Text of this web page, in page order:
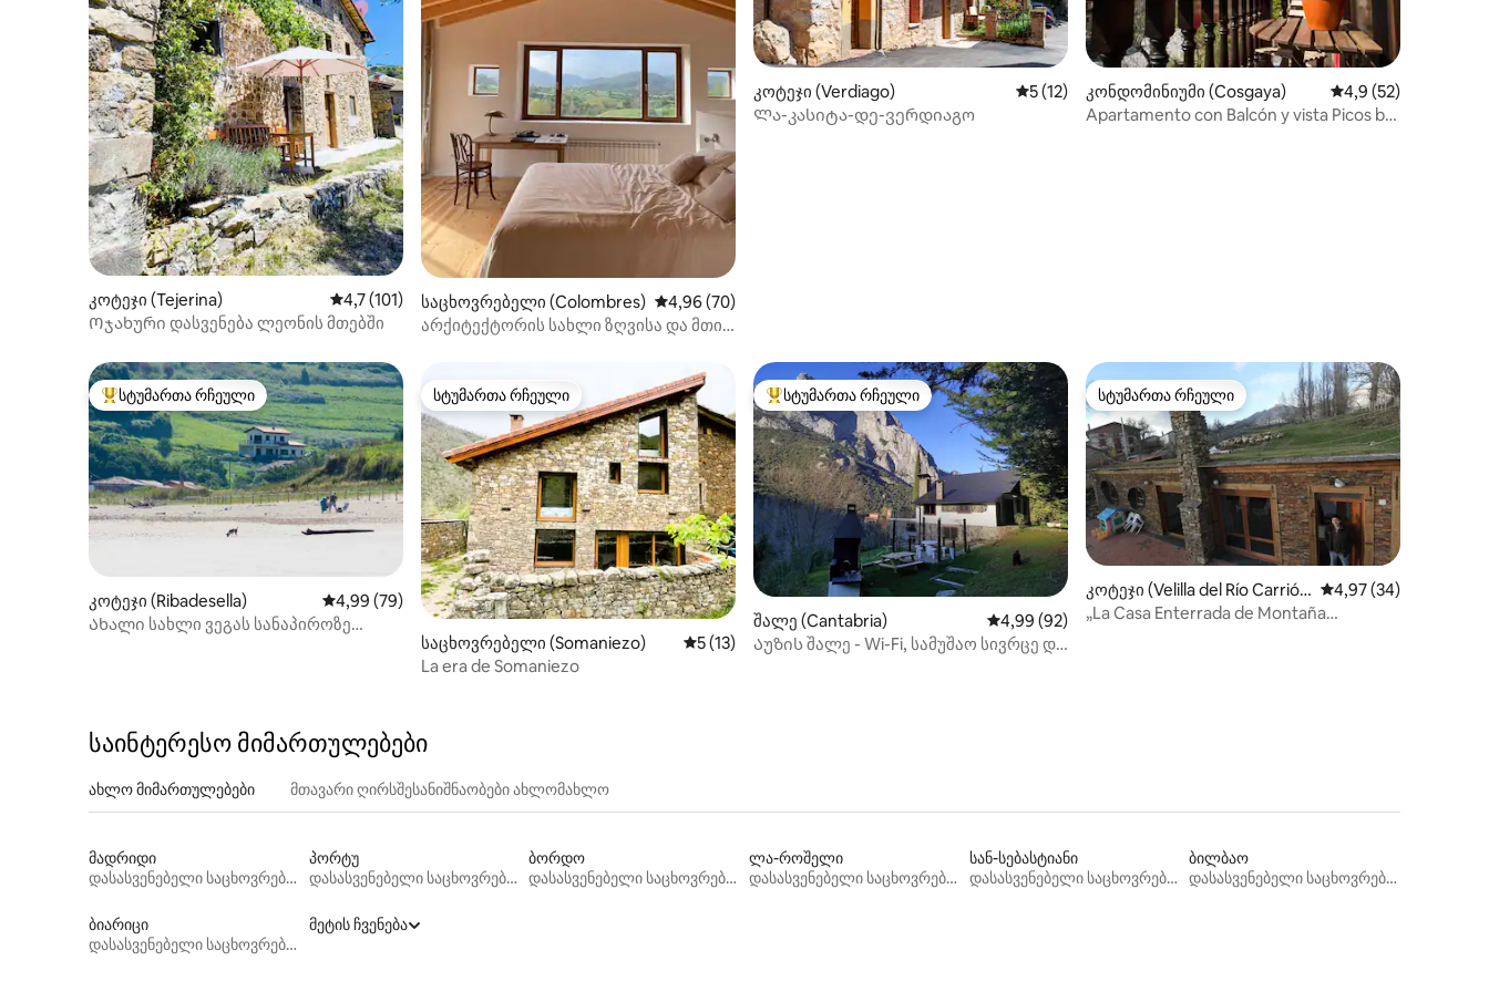
კოტეჯი (Tejerina) საშუალო შეფასებაა 5‑დან 4,7, 101 მიმოხილვა
4,7 (101)
Ოჯახური დასვენება ლეონის მთებში
საცხოვრებელი (Colombres) საშუალო შეფასებაა 5‑დან 4,96, 70 მიმოხილვა
4,96 (70)
არქიტექტორის სახლი ზღვისა და მთის
კოტეჯი (Verdiago) საშუალო შეფასებაა 5‑დან 5, 12 მიმოხილვა
5 (12)
Ლა-კასიტა-დე-ვერდიაგო
კონდომინიუმი (Cosgaya) საშუალო
4,9 (52)
Apartamento con Balcón y vista Picos by
სტუმართა რჩეული მოწინავე ვარიანტი
სტუმართა რჩეული
კოტეჯი (Ribadesella) საშუალო შეფასებაა 5‑დან 4,99, 79 მიმოხილვა
4,99 (79)
Ახალი სახლი ვეგას სანაპიროზე
სტუმართა რჩეული
სტუმართა რჩეული
საცხოვრებელი (Somaniezo) საშუალო შეფასებაა 5‑დან 5, 13 მიმოხილვა
5 (13)
La era de Somaniezo
სტუმართა რჩეული მოწინავე ვარიანტი
სტუმართა რჩეული
შალე (Cantabria) საშუალო შეფასებაა 5‑დან 4,99, 92 მიმოხილვა
4,99 (92)
Აუზის შალე - Wi-Fi, სამუშაო სივრცე და
სტუმართა რჩეული
სტუმართა რჩეული
კოტეჯი (Velilla del Río Carrió
n)
საშუალო შეფასებაა
4,97 (34)
„La Casa Enterrada de Montaña
საინტერესო მიმართულებები
ახლო მიმართულებები მთავარი ღირსშესანიშნაობები ახლომახლო
მადრიდი
დასასვენებელი საცხოვრებლები
პორტუ
დასასვენებელი საცხოვრებლები
ბორდო
დასასვენებელი საცხოვრებლები
ლა-როშელი
დასასვენებელი საცხოვრებლები
სან-სებასტიანი
დასასვენებელი საცხოვრებლები
ბილბაო
დასასვენებელი საცხოვრებლები
ბიარიცი
დასასვენებელი საცხოვრებლები
მეტის ჩვენება